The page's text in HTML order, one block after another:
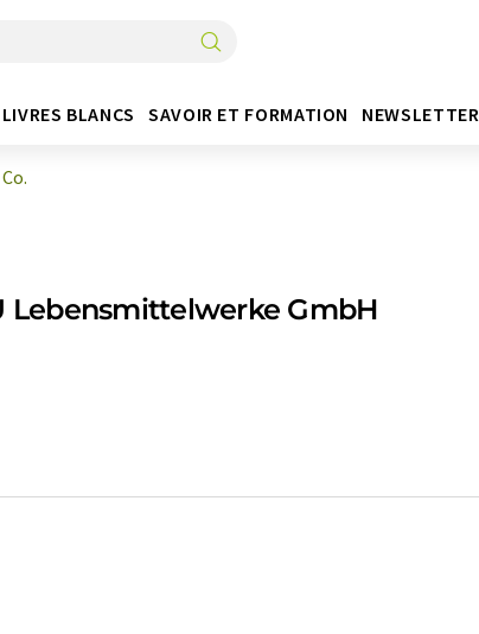
LIVRES BLANCS SAVOIR ET FORMATION NEWSLETTER
Lebensmittelwerke GmbH